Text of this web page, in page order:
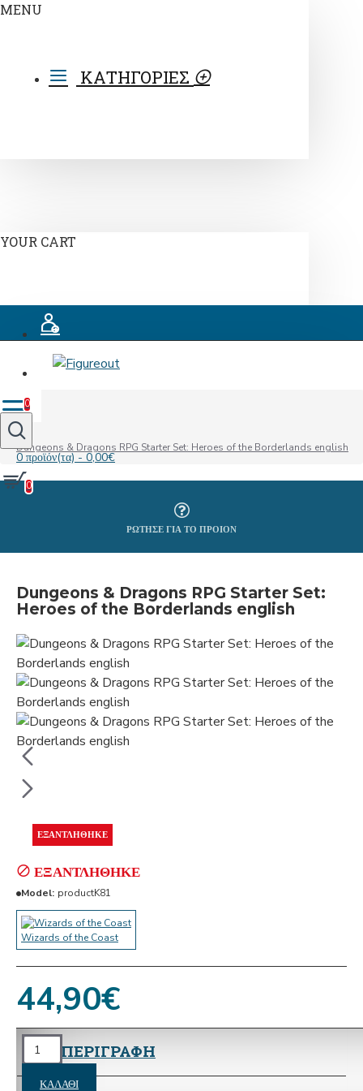
MENU
ΚΑΤΗΓΟΡΙΕΣ
YOUR CART
0
0 προϊόν(τα) - 0,00€
0
Dungeons & Dragons RPG Starter Set: Heroes of the Borderlands english
ΡΩΤΗΣΕ ΓΙΑ ΤΟ ΠΡΟΙΟΝ
Dungeons & Dragons RPG Starter Set:
Heroes of the Borderlands english
ΕΞΑΝΤΛΉΘΗΚΕ
44,90€
ΕΞΑΝΤΛΉΘΗΚΕ
Model: productK81
Wizards of the Coast
ΚΑΛΆΘΙ
ΠΕΡΙΓΡΑΦΗ